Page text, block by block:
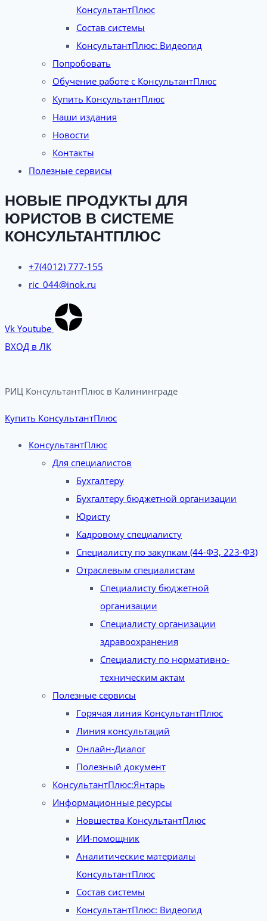
КонсультантПлюс
Состав системы
КонсультантПлюс: Видеогид
Попробовать
Обучение работе с КонсультантПлюс
Купить КонсультантПлюс
Наши издания
Новости
Контакты
Полезные сервисы
НОВЫЕ ПРОДУКТЫ ДЛЯ
ЮРИСТОВ В СИСТЕМЕ
КОНСУЛЬТАНТПЛЮС
+7(4012) 777-155
ric_044@inok.ru
Vk Youtube
ВХОД в ЛК
РИЦ КонсультантПлюс в Калининграде​
Купить КонсультантПлюс
КонсультантПлюс
Для специалистов
Бухгалтеру
Бухгалтеру бюджетной организации
Юристу
Кадровому специалисту
Специалисту по закупкам (44-ФЗ, 223-ФЗ)
Отраслевым специалистам
Специалисту бюджетной
организации
Специалисту организации
здравоохранения
Специалисту по нормативно-
техническим актам
Полезные сервисы
Горячая линия КонсультантПлюс
Линия консультаций
Онлайн-Диалог
Полезный документ
КонсультантПлюс:Янтарь
Информационные ресурсы
Новшества КонсультантПлюс
ИИ-помощник
Аналитические материалы
КонсультантПлюс
Состав системы
КонсультантПлюс: Видеогид